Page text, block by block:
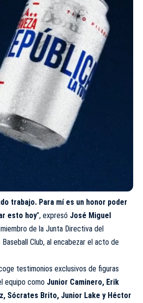
trabajo. Para mí es un honor poder
esto hoy”, expresó José Miguel
de la Junta Directiva del
Baseball Club, al encabezar el acto de
testimonios exclusivos de figuras
equipo como Junior Caminero, Erik
Sócrates Brito, Junior Lake y Héctor